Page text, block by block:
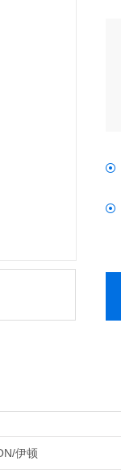
伊顿